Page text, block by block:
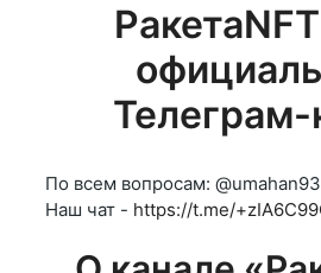
Телеграм-
По всем вопросам: @umahan93
Наш чат - https://t.me/